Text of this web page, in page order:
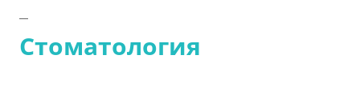
Стоматология